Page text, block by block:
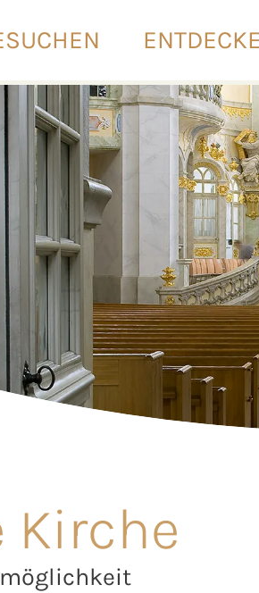
Kirche